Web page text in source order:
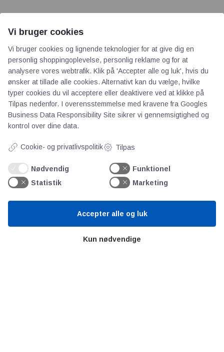
AOT
Om os
Priser
Kontakt
Persondata
Videncentre
Teknologisk Institut
Bitva
Litteratur
Vi bruger cookies
Vi bruger cookies og lignende teknologier for at give dig en
personlig shoppingoplevelse, personlig reklame og for at
analysere vores webtrafik. Klik på 'Accepter alle og luk', hvis du
ønsker at tillade alle cookies. Alternativt kan du vælge, hvilke
typer cookies du vil acceptere eller deaktivere ved at klikke på
Tilpas nedenfor. I overensstemmelse med kravene fra Googles
Business Data Responsibility Site sikrer vi gennemsigtighed og
kontrol over dine data.
Cookie- og privatlivspolitik Tilpas
Nødvendig
Funktionel
Statistik
Marketing
Kun nødvendige
Accepter alle og luk